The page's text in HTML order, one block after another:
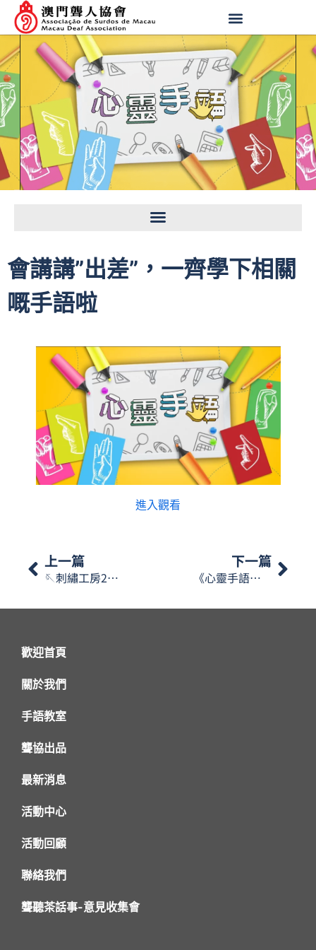
會講講”出差”，一齊學下相關
嘅手語啦
進入觀看
上一篇
🪡刺繡工房2026🧵
下一篇
《心靈手語》會講講”持續進修”，一齊學下相關嘅手語啦
歡迎首頁
關於我們
手語教室
聾協出品
最新消息
活動中心
活動回顧
聯絡我們
聾聽茶話事-意見收集會